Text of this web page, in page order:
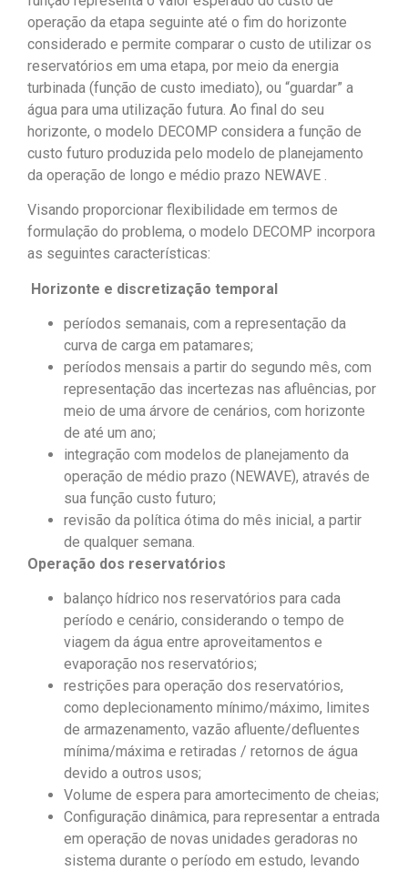
operação da etapa seguinte até o fim do horizonte
considerado e permite comparar o custo de utilizar os
reservatórios em uma etapa, por meio da energia
turbinada (função de custo imediato), ou “guardar” a
água para uma utilização futura. Ao final do seu
horizonte, o modelo DECOMP considera a função de
custo futuro produzida pelo modelo de planejamento
da operação de longo e médio prazo NEWAVE .
Visando proporcionar flexibilidade em termos de
formulação do problema, o modelo DECOMP incorpora
as seguintes características:
Horizonte e discretização temporal
períodos semanais, com a representação da
curva de carga em patamares;
períodos mensais a partir do segundo mês, com
representação das incertezas nas afluências, por
meio de uma árvore de cenários, com horizonte
de até um ano;
integração com modelos de planejamento da
operação de médio prazo (NEWAVE), através de
sua função custo futuro;
revisão da política ótima do mês inicial, a partir
de qualquer semana.
Operação dos reservatórios
balanço hídrico nos reservatórios para cada
período e cenário, considerando o tempo de
viagem da água entre aproveitamentos e
evaporação nos reservatórios;
restrições para operação dos reservatórios,
como deplecionamento mínimo/máximo, limites
de armazenamento, vazão afluente/defluentes
mínima/máxima e retiradas / retornos de água
devido a outros usos;
Volume de espera para amortecimento de cheias;
Configuração dinâmica, para representar a entrada
em operação de novas unidades geradoras no
sistema durante o período em estudo, levando